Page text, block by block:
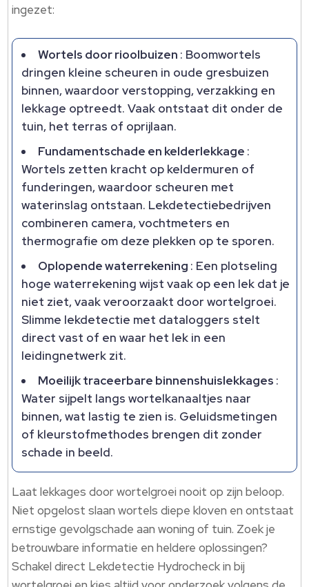
ingezet:
Wortels door rioolbuizen : Boomwortels
dringen kleine scheuren in oude gresbuizen
binnen, waardoor verstopping, verzakking en
lekkage optreedt. Vaak ontstaat dit onder de
tuin, het terras of oprijlaan.
Fundamentschade en kelderlekkage :
Wortels zetten kracht op keldermuren of
funderingen, waardoor scheuren met
waterinslag ontstaan. Lekdetectiebedrijven
combineren camera, vochtmeters en
thermografie om deze plekken op te sporen.
Oplopende waterrekening : Een plotseling
hoge waterrekening wijst vaak op een lek dat je
niet ziet, vaak veroorzaakt door wortelgroei.
Slimme lekdetectie met dataloggers stelt
direct vast of en waar het lek in een
leidingnetwerk zit.
Moeilijk traceerbare binnenshuislekkages :
Water sijpelt langs wortelkanaaltjes naar
binnen, wat lastig te zien is. Geluidsmetingen
of kleurstofmethodes brengen dit zonder
schade in beeld.
Laat lekkages door wortelgroei nooit op zijn beloop.
Niet opgelost slaan wortels diepe kloven en ontstaat
ernstige gevolgschade aan woning of tuin. Zoek je
betrouwbare informatie en heldere oplossingen?
Schakel direct Lekdetectie Hydrocheck in bij